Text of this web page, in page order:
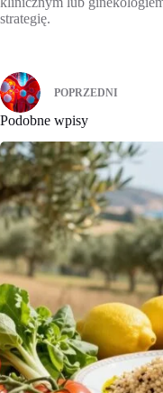
strategię.
POPRZEDNI
Podobne wpisy